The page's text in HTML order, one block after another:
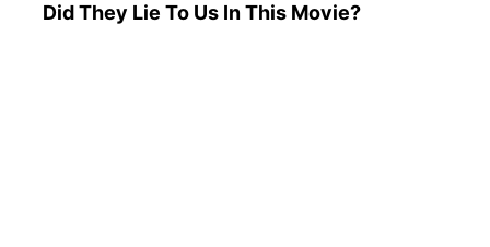
Did They Lie To Us In This Movie?